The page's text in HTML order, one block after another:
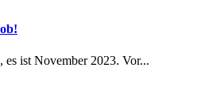
es ist November 2023. Vor...